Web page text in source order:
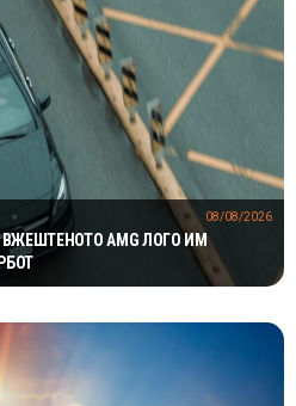
ВЖЕШТЕНОТО AMG ЛОГО ИМ
08/08/2026